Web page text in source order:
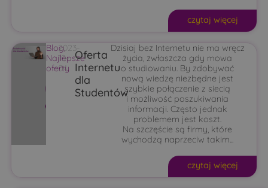
czytaj więcej
Blog,
Najlepsze
oferty
2023-
10-
04
Oferta
Internetu
dla
Studentów
Dzisiaj bez Internetu nie ma wręcz
życia, zwłaszcza gdy mowa
o studiowaniu. By zdobywać
nową wiedzę niezbędne jest
szybkie połączenie z siecią
i możliwość poszukiwania
informacji. Często jednak
problemem jest koszt.
Na szczęście są firmy, które
wychodzą naprzeciw takim...
czytaj więcej